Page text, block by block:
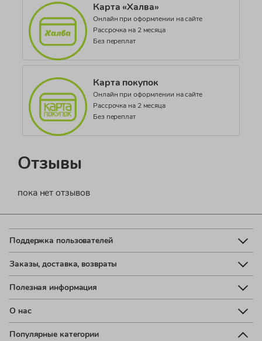
Карта «Халва»
Онлайн при оформлении на сайте
Рассрочка на 2 месяца
Без переплат
Карта покупок
Онлайн при оформлении на сайте
Рассрочка на 2 месяца
Без переплат
Отзывы
пока нет отзывов
Поддержка пользователей
Заказы, доставка, возвраты
Полезная информация
О нас
Популярные категории